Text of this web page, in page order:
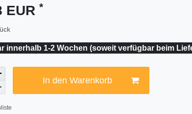
EUR *
innerhalb 1-2 Wochen (soweit verfügbar beim
In den Warenkorb